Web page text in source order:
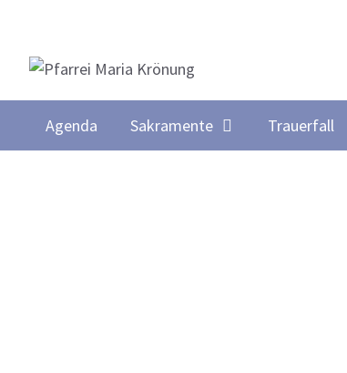
Inhalt
Agenda Sakramente Trauerfall